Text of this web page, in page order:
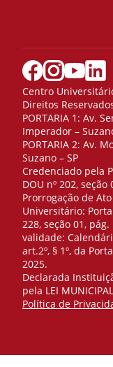
Centro
Direitos
PORTARIA 1: Av.
Imperador –
PORTARIA 2: Av.
Suzano – SP
Credenciado pela
DOU nº 202,
Prorrogação de
Universitário:
228, seção 01,
validade:
art.2º, § 1º, da
2025.
Declarada
pela LEI
Política de